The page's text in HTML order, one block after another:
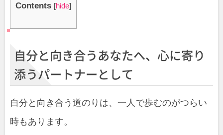
Contents [hide]
自分と向き合うあなたへ、心に寄り
添うパートナーとして
自分と向き合う道のりは、一人で歩むのがつらい
時もあります。